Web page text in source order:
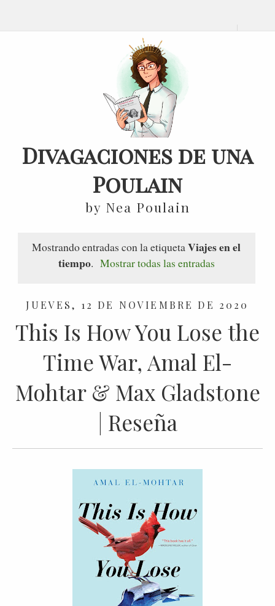
Divagaciones de una
Poulain
by Nea Poulain
Mostrando entradas con la etiquetaViajes en el
tiempo. Mostrar todas las entradas
JUEVES, 12 DE NOVIEMBRE DE 2020
This Is How You Lose the
Time War, Amal El-
Mohtar & Max Gladstone
| Reseña